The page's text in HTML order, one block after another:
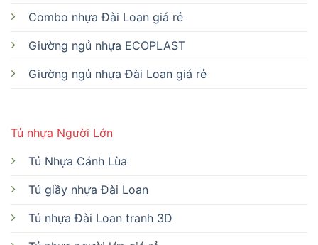
Tủ nhựa Người Lớn
Tủ Nhựa Cánh Lùa
Tủ giầy nhựa Đài Loan
Tủ nhựa Đài Loan tranh 3D
Combo nhựa Đài Loan giá rẻ
Giường ngủ nhựa ECOPLAST
Giường ngủ nhựa Đài Loan giá rẻ